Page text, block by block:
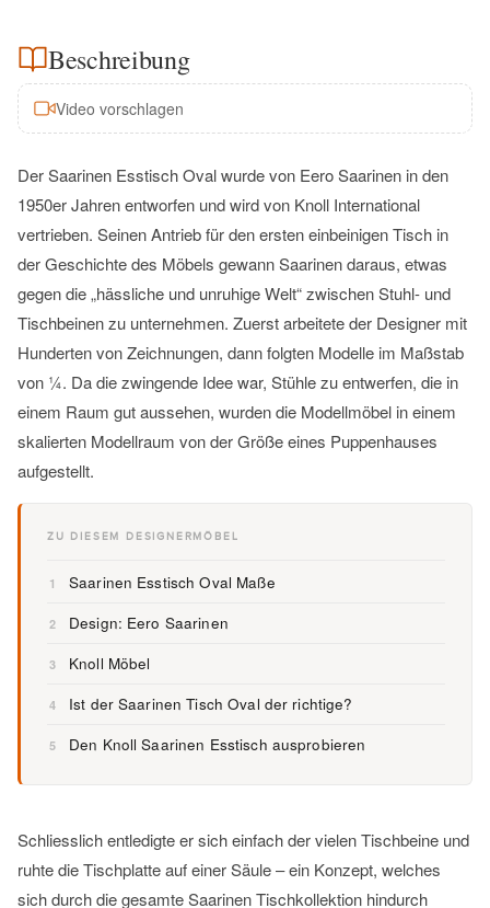
Beschreibung
Video vorschlagen
Der Saarinen Esstisch Oval wurde von Eero Saarinen in den
1950er Jahren entworfen und wird von Knoll International
vertrieben. Seinen Antrieb für den ersten einbeinigen Tisch in
der Geschichte des Möbels gewann Saarinen daraus, etwas
gegen die „hässliche und unruhige Welt“ zwischen Stuhl- und
Tischbeinen zu unternehmen. Zuerst arbeitete der Designer mit
Hunderten von Zeichnungen, dann folgten Modelle im Maßstab
von ¼. Da die zwingende Idee war, Stühle zu entwerfen, die in
einem Raum gut aussehen, wurden die Modellmöbel in einem
skalierten Modellraum von der Größe eines Puppenhauses
aufgestellt.
ZU DIESEM DESIGNERMÖBEL
1 Saarinen Esstisch Oval Maße
2 Design: Eero Saarinen
3 Knoll Möbel
4 Ist der Saarinen Tisch Oval der richtige?
5 Den Knoll Saarinen Esstisch ausprobieren
Schliesslich entledigte er sich einfach der vielen Tischbeine und
ruhte die Tischplatte auf einer Säule – ein Konzept, welches
sich durch die gesamte Saarinen Tischkollektion hindurch